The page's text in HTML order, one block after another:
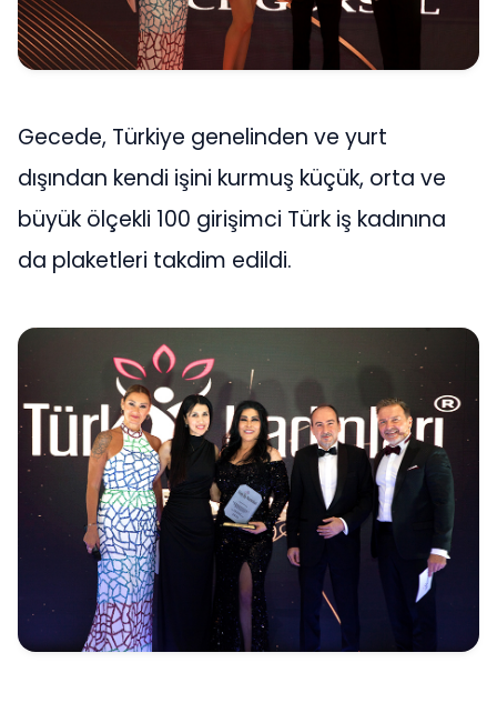
Gecede, Türkiye genelinden ve yurt
dışından kendi işini kurmuş küçük, orta ve
büyük ölçekli 100 girişimci Türk iş kadınına
da plaketleri takdim edildi.